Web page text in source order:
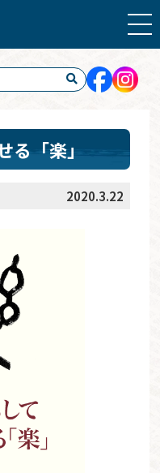
る「楽」
2020.3.22